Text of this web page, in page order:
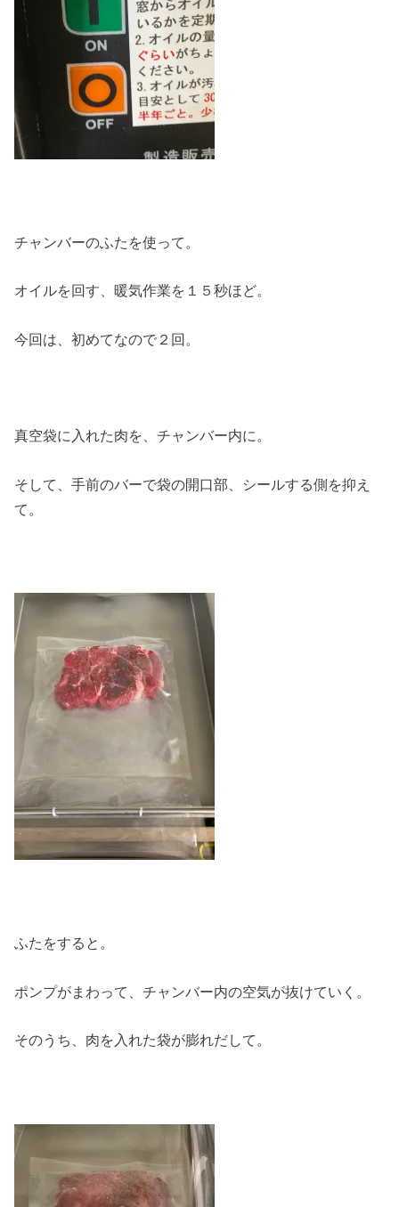
チャンバーのふたを使って。
オイルを回す、暖気作業を１５秒ほど。
今回は、初めてなので２回。
真空袋に入れた肉を、チャンバー内に。
そして、手前のバーで袋の開口部、シールする側を抑え
て。
ふたをすると。
ポンプがまわって、チャンバー内の空気が抜けていく。
そのうち、肉を入れた袋が膨れだして。